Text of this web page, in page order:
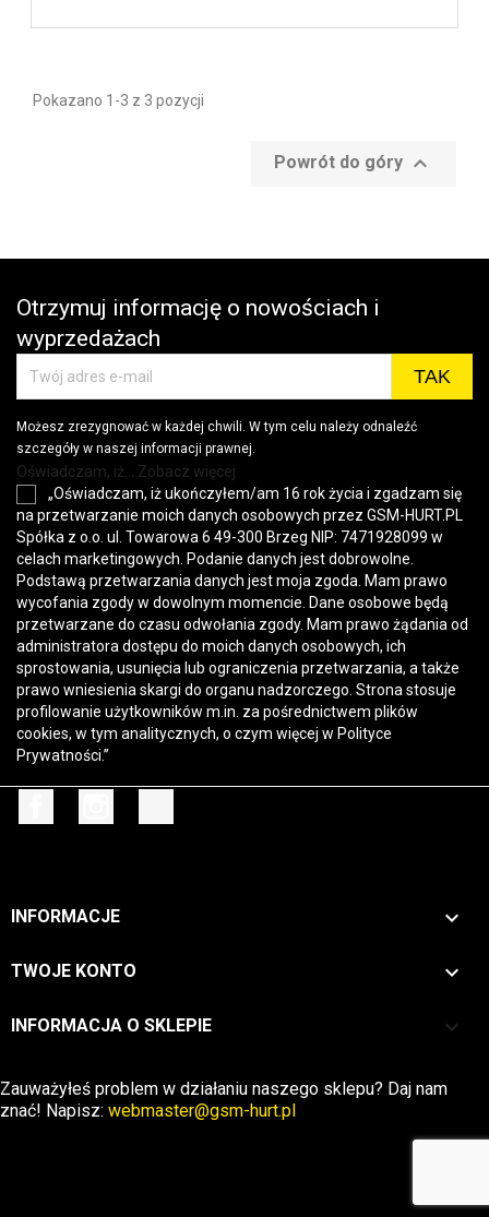
Pokazano 1-3 z 3 pozycji
Powrót do góry 
Otrzymuj informację o nowościach i
wyprzedażach
Możesz zrezygnować w każdej chwili. W tym celu należy odnaleźć
szczegóły w naszej informacji prawnej.
Oświadczam, iż... Zobacz więcej
„Oświadczam, iż ukończyłem/am 16 rok życia i zgadzam się
na przetwarzanie moich danych osobowych przez GSM-HURT.PL
Spółka z o.o. ul. Towarowa 6 49-300 Brzeg NIP: 7471928099 w
celach marketingowych. Podanie danych jest dobrowolne.
Podstawą przetwarzania danych jest moja zgoda. Mam prawo
wycofania zgody w dowolnym momencie. Dane osobowe będą
przetwarzane do czasu odwołania zgody. Mam prawo żądania od
administratora dostępu do moich danych osobowych, ich
sprostowania, usunięcia lub ograniczenia przetwarzania, a także
prawo wniesienia skargi do organu nadzorczego. Strona stosuje
profilowanie użytkowników m.in. za pośrednictwem plików
cookies, w tym analitycznych, o czym więcej w Polityce
Prywatności.”
INFORMACJE 
TWOJE KONTO 
INFORMACJA O SKLEPIE keyboard_arrow_down
Zauważyłeś problem w działaniu naszego sklepu? Daj nam
znać! Napisz: webmaster@gsm-hurt.pl